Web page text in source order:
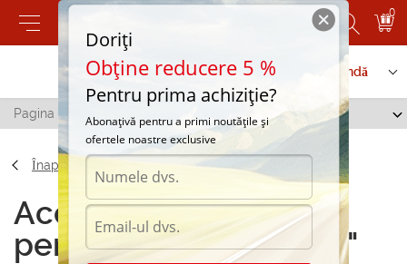
0
Contactați-ne Serviciu de comandă
Pagina principală Autosticker pentru automobil "Fist"
Înapoi
Accesorii Autosticker
pentru automobil "Fist"
Doriți
Obține reducere 5 %
Pentru prima achiziție?
Abonațivă pentru a primi noutățile și
ofertele noastre exclusive